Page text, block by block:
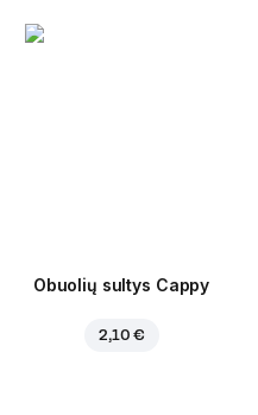
Obuolių sultys Cappy
2,10 €